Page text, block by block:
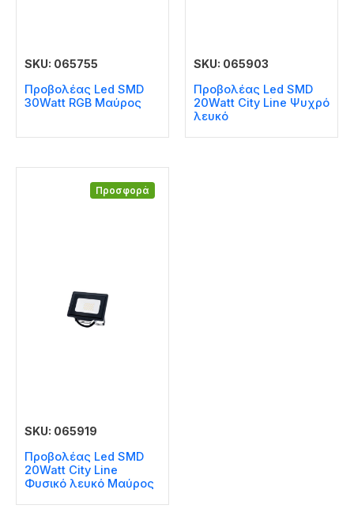
SKU: 065755
Προβολέας Led SMD
30Watt RGB Μαύρος
SKU: 065903
Προβολέας Led SMD
20Watt City Line Ψυχρό
λευκό
Προσφορά
SKU: 065919
Προβολέας Led SMD
20Watt City Line
Φυσικό λευκό Μαύρος